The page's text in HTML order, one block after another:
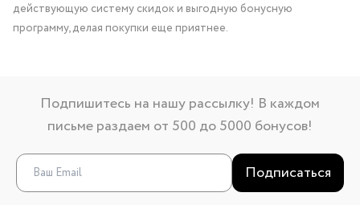
действующую систему скидок и выгодную бонусную
программу, делая покупки еще приятнее.
Подпишитесь на нашу рассылку! В каждом
письме раздаем от 500 до 5000 бонусов!
Подписаться